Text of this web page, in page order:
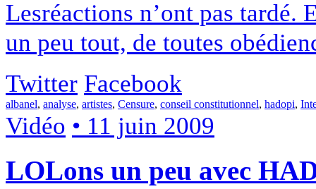
Lesréactions n’ont pas
un peu tout, de toutes
Twitter Facebook
albanel, analyse, artistes, Censure, conseil constitutionnel, hadopi,
Vidéo • 11 juin 2009
LOLons un peu avec